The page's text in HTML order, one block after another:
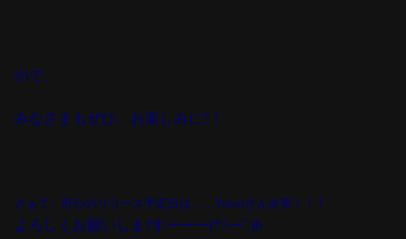
ので、
みなさまもぜひ、お楽しみに? ！
さぁて、肝心のリリース予定日は……Yokoiさん次第！！！
よろしくお願いしま?すーーー(*^ーﾟ)b